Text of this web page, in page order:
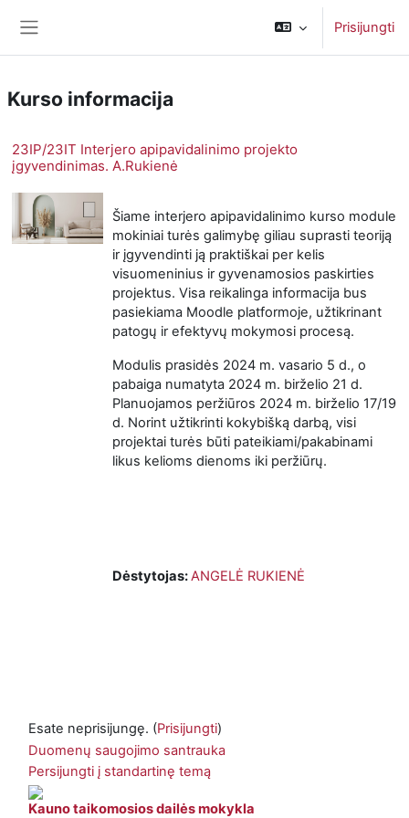
Prisijungti
Kurso informacija
23IP/23IT Interjero apipavidalinimo projekto
įgyvendinimas. A.Rukienė
Šiame interjero apipavidalinimo kurso module
mokiniai turės galimybę giliau suprasti teoriją
ir įgyvendinti ją praktiškai per kelis
visuomeninius ir gyvenamosios paskirties
projektus. Visa reikalinga informacija bus
pasiekiama Moodle platformoje, užtikrinant
patogų ir efektyvų mokymosi procesą.
Modulis prasidės 2024 m. vasario 5 d., o
pabaiga numatyta 2024 m. birželio 21 d.
Planuojamos peržiūros 2024 m. birželio 17/19
d. Norint užtikrinti kokybišką darbą, visi
projektai turės būti pateikiami/pakabinami
likus kelioms dienoms iki peržiūrų.
Dėstytojas:ANGELĖ RUKIENĖ
Esate neprisijungę. (Prisijungti)
Duomenų saugojimo santrauka
Persijungti į standartinę temą
Kauno taikomosios dailės mokykla